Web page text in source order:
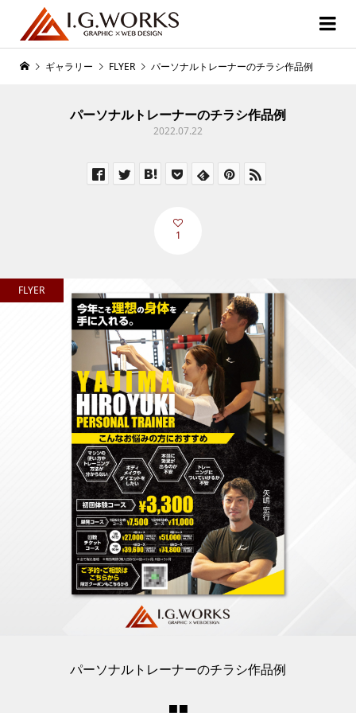
ギャラリー FLYER パーソナルトレーナーのチラシ作品例
パーソナルトレーナーのチラシ作品例
2022.07.22
1
FLYER
パーソナルトレーナーのチラシ作品例